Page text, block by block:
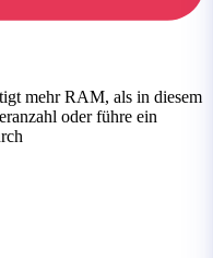
mehr RAM, als in diesem
oderführe ein